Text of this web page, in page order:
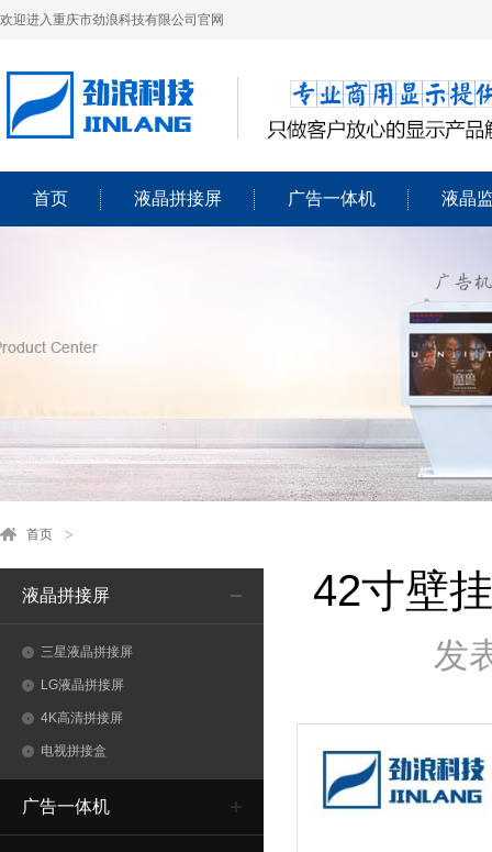
欢迎进入重庆市劲浪科技有限公司官网
首页 液晶拼接屏 广告一体机 液晶
首页
液晶拼接屏
三星液晶拼接屏
LG液晶拼接屏
4K高清拼接屏
电视拼接盒
广告一体机
42寸壁
发